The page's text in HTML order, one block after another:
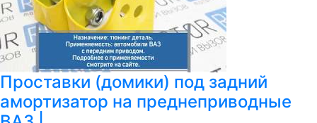
Проставки (домики) под задний
амортизатор на преднеприводные